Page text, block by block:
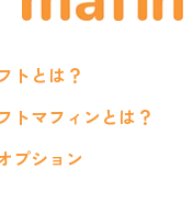
トとは？
トマフィンとは？
プション